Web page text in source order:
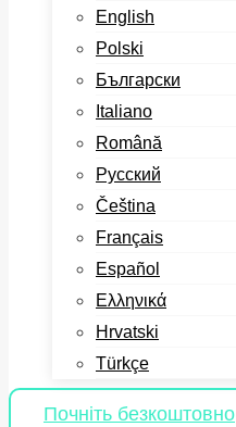
English
Polski
Български
Italiano
Română
Русский
Čeština
Français
Español
Ελληνικά
Hrvatski
Türkçe
Почніть безкоштовно